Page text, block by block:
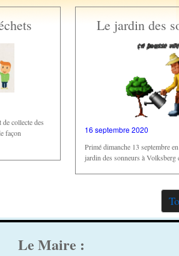
collecte des
façon
Le jardin des
16 septembre 2020
Primé dimanche 13 septembre
jardin des sonneurs à Volksberg
Le Maire :